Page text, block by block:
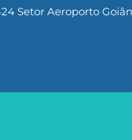
Setor Aeroporto